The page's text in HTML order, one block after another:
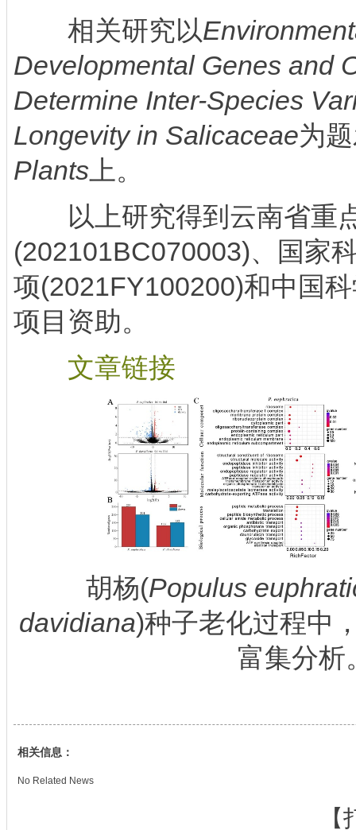
相关研究以
Developmental Genes and
Determine Inter-Species
Longevity in Salicaceae为
Plants 上。
以上研究得到云南省重
(202101BC070003)、国家
项(2021FY100200)和中国
项目资助。
文章链接
胡杨(Populus
davidiana)种子老化过程中
富集分析
相关信息：
No Related News